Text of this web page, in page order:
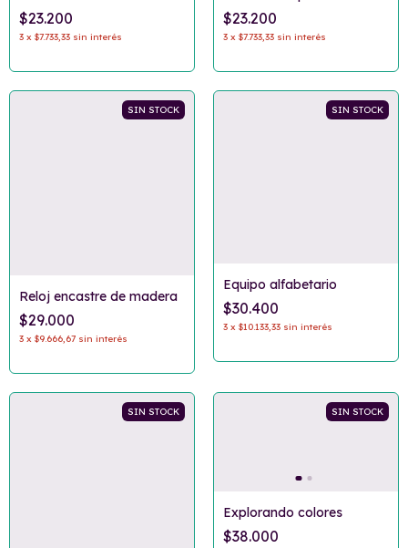
mundo
$23.200
3 x $7.733,33 sin interés
$23.200
3 x $7.733,33 sin interés
SIN STOCK
Reloj encastre de madera
$29.000
3 x $9.666,67 sin interés
SIN STOCK
Equipo alfabetario
$30.400
3 x $10.133,33 sin interés
SIN STOCK SIN STOCK
Explorando colores
$38.000